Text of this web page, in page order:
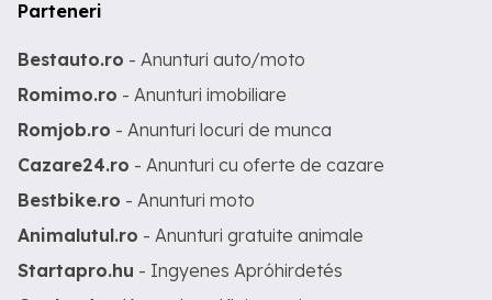
Parteneri
Bestauto.ro - Anunturi auto/moto
Romimo.ro - Anunturi imobiliare
Romjob.ro - Anunturi locuri de munca
Cazare24.ro - Anunturi cu oferte de cazare
Bestbike.ro - Anunturi moto
Animalutul.ro - Anunturi gratuite animale
Startapro.hu - Ingyenes Apróhirdetés